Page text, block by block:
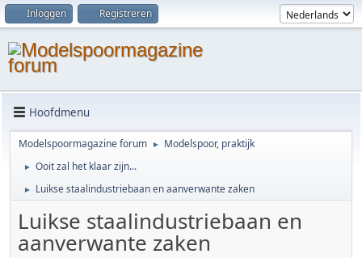
Inloggen Registreren
Hoofdmenu
Modelspoormagazine forum ► Modelspoor, praktijk
► Ooit zal het klaar zijn...
► Luikse staalindustriebaan en aanverwante zaken
Luikse staalindustriebaan en
aanverwante zaken